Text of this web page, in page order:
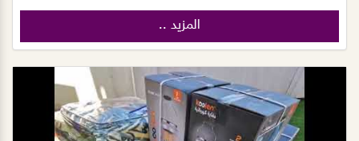
المزيد ..